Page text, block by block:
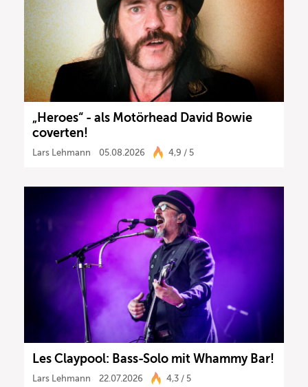
„Heroes“ - als Motörhead David Bowie
coverten!
Lars Lehmann 05.08.2026 4,9 / 5
Les Claypool: Bass-Solo mit Whammy Bar!
Lars Lehmann 22.07.2026 4,3 / 5